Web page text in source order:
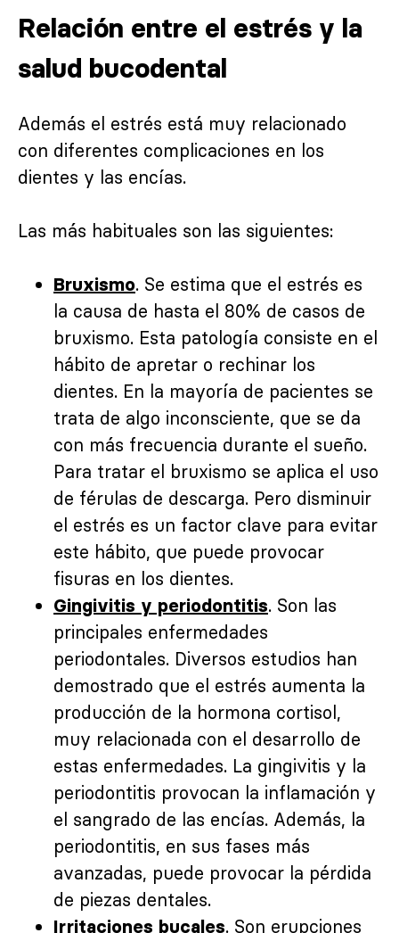
Relación entre el estrés y la
salud bucodental
Además el estrés está muy relacionado
con diferentes complicaciones en los
dientes y las encías.
Las más habituales son las siguientes:
Bruxismo. Se estima que el estrés es
la causa de hasta el 80% de casos de
bruxismo. Esta patología consiste en el
hábito de apretar o rechinar los
dientes. En la mayoría de pacientes se
trata de algo inconsciente, que se da
con más frecuencia durante el sueño.
Para tratar el bruxismo se aplica el uso
de férulas de descarga. Pero disminuir
el estrés es un factor clave para evitar
este hábito, que puede provocar
fisuras en los dientes.
Gingivitis y periodontitis. Son las
principales enfermedades
periodontales. Diversos estudios han
demostrado que el estrés aumenta la
producción de la hormona cortisol,
muy relacionada con el desarrollo de
estas enfermedades. La gingivitis y la
periodontitis provocan la inflamación y
el sangrado de las encías. Además, la
periodontitis, en sus fases más
avanzadas, puede provocar la pérdida
de piezas dentales.
Irritaciones bucales. Son erupciones